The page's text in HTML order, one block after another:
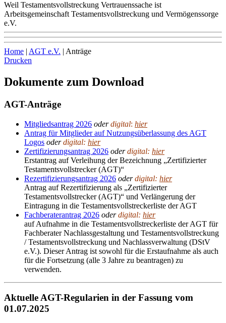
Weil Testamentsvollstreckung Vertrauenssache ist
Arbeitsgemeinschaft Testamentsvollstreckung und Vermögenssorge
e.V.
Home | AGT e.V. | Anträge
Drucken
Dokumente zum Download
AGT-Anträge
Mitgliedsantrag 2026 oderdigital: hier
Antrag für Mitglieder auf Nutzungsüberlassung des AGT
Logos oderdigital: hier
Zertifizierungsantrag 2026 oderdigital: hier
Erstantrag auf Verleihung der Bezeichnung „Zertifizierter
Testamentsvollstrecker (AGT)“
Rezertifizierungsantrag 2026 oderdigital: hier
Antrag auf Rezertifizierung als „Zertifizierter
Testamentsvollstrecker (AGT)“ und Verlängerung der
Eintragung in die Testamentsvollstreckerliste der AGT
Fachberaterantrag 2026 oderdigital: hier
auf Aufnahme in die Testamentsvollstreckerliste der AGT für
Fachberater Nachlassgestaltung und Testamentsvollstreckung
/ Testamentsvollstreckung und Nachlassverwaltung (DStV
e.V.). Dieser Antrag ist sowohl für die Erstaufnahme als auch
für die Fortsetzung (alle 3 Jahre zu beantragen) zu
verwenden.
Aktuelle AGT-Regularien in der Fassung vom
01.07.2025